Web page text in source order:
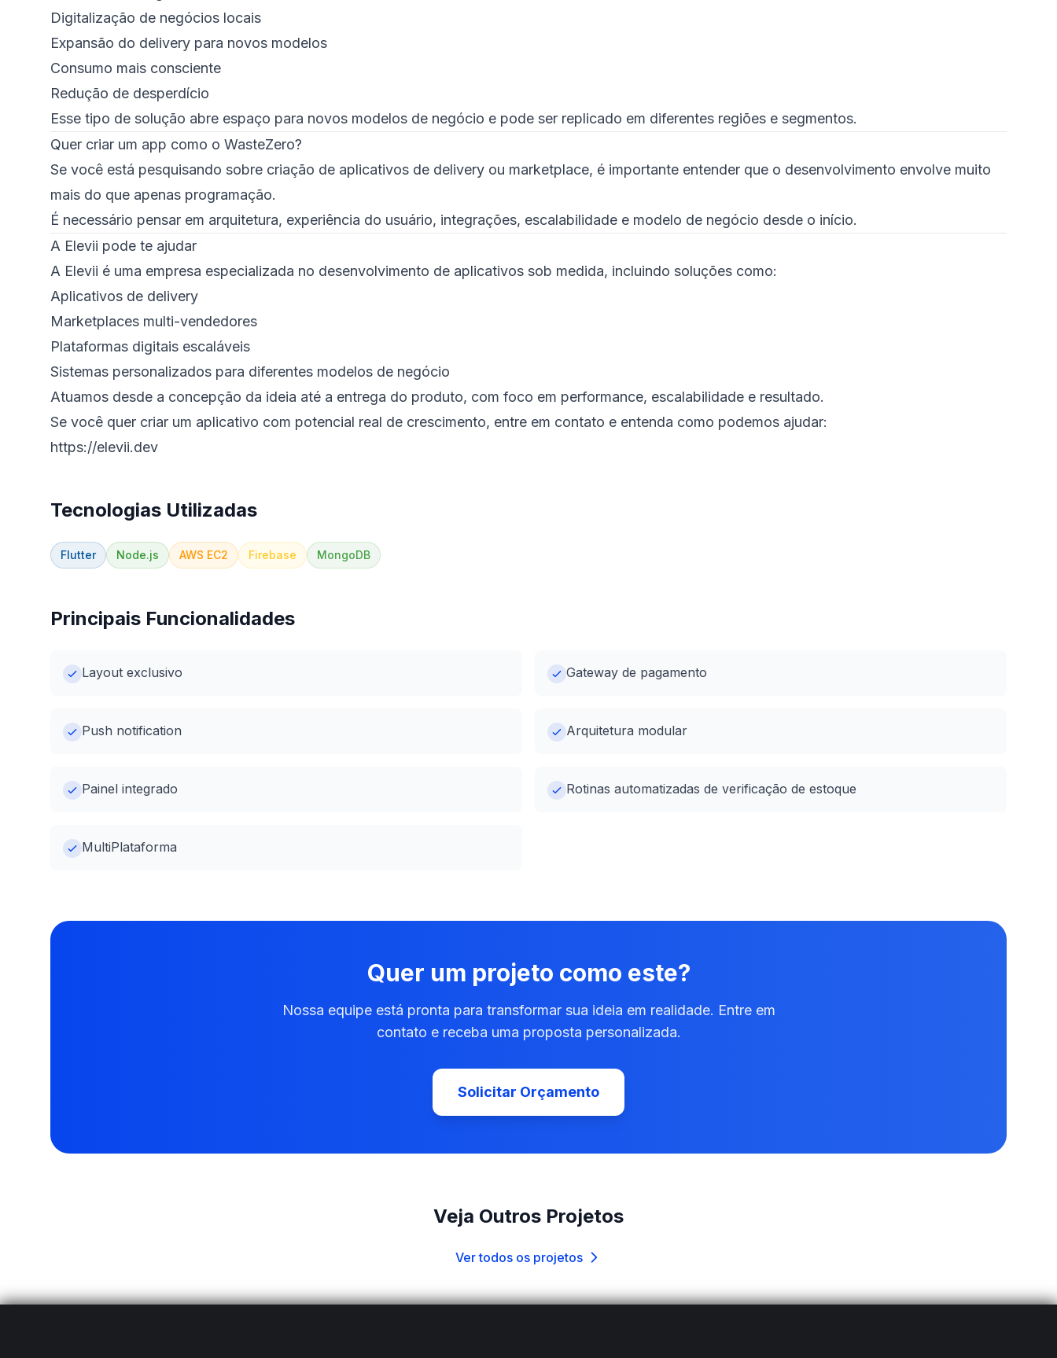
Digitalização de negócios locais
Expansão do delivery para novos modelos
Consumo mais consciente
Redução de desperdício
Esse tipo de solução abre espaço para novos modelos de negócio e pode ser replicado em diferentes regiões e segmentos.
Quer criar um app como o WasteZero?
Se você está pesquisando sobre criação de aplicativos de delivery ou marketplace, é importante entender que o desenvolvimento envolve muito
mais do que apenas programação.
É necessário pensar em arquitetura, experiência do usuário, integrações, escalabilidade e modelo de negócio desde o início.
A Elevii pode te ajudar
A Elevii é uma empresa especializada no desenvolvimento de aplicativos sob medida, incluindo soluções como:
Aplicativos de delivery
Marketplaces multi-vendedores
Plataformas digitais escaláveis
Sistemas personalizados para diferentes modelos de negócio
Atuamos desde a concepção da ideia até a entrega do produto, com foco em performance, escalabilidade e resultado.
Se você quer criar um aplicativo com potencial real de crescimento, entre em contato e entenda como podemos ajudar:
https://elevii.dev
Tecnologias Utilizadas
Flutter Node.js AWS EC2 Firebase MongoDB
Principais Funcionalidades
Layout exclusivo Gateway de pagamento
Push notification Arquitetura modular
Painel integrado Rotinas automatizadas de verificação de estoque
MultiPlataforma
Quer um projeto como este?
Nossa equipe está pronta para transformar sua ideia em realidade. Entre em
contato e receba uma proposta personalizada.
Solicitar Orçamento
Veja Outros Projetos
Ver todos os projetos